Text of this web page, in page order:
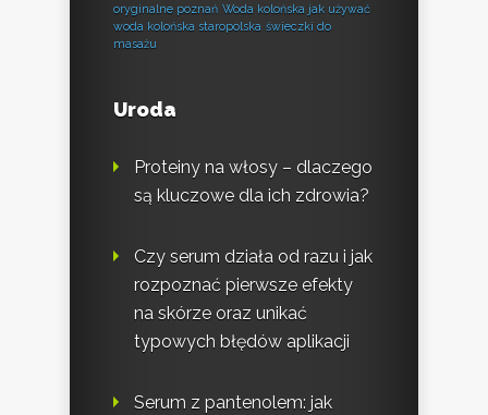
oryginalne poznań Woda kolońska jak używać
woda kolońska staropolska świeczki do
masażu
Uroda
Proteiny na włosy – dlaczego
są kluczowe dla ich zdrowia?
Czy serum działa od razu i jak
rozpoznać pierwsze efekty
na skórze oraz unikać
typowych błędów aplikacji
Serum z pantenolem: jak